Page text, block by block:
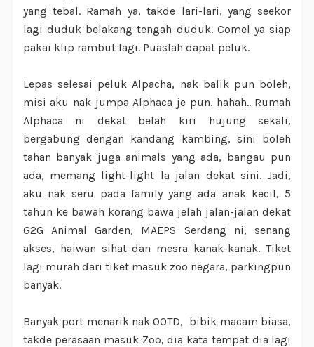
yang tebal. Ramah ya, takde lari-lari, yang seekor
lagi duduk belakang tengah duduk. Comel ya siap
pakai klip rambut lagi. Puaslah dapat peluk.
Lepas selesai peluk Alpacha, nak balik pun boleh,
misi aku nak jumpa Alphaca je pun. hahah.. Rumah
Alphaca ni dekat belah kiri hujung sekali,
bergabung dengan kandang kambing, sini boleh
tahan banyak juga animals yang ada, bangau pun
ada, memang light-light la jalan dekat sini. Jadi,
aku nak seru pada family yang ada anak kecil, 5
tahun ke bawah korang bawa jelah jalan-jalan dekat
G2G Animal Garden, MAEPS Serdang ni, senang
akses, haiwan sihat dan mesra kanak-kanak. Tiket
lagi murah dari tiket masuk zoo negara, parkingpun
banyak.
Banyak port menarik nak OOTD, bibik macam biasa,
takde perasaan masuk Zoo, dia kata tempat dia lagi